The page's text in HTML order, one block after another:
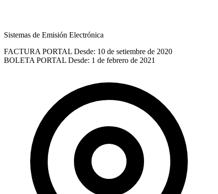
Sistemas de Emisión Electrónica
FACTURA PORTAL Desde: 10 de setiembre de 2020
BOLETA PORTAL Desde: 1 de febrero de 2021